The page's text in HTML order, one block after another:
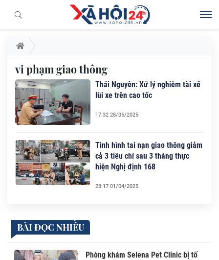
vi phạm giao thông
Thái Nguyên: Xử lý nghiêm tài xế
lùi xe trên cao tốc
17:32 28/05/2025
Tình hình tai nạn giao thông giảm
cả 3 tiêu chí sau 3 tháng thực
hiện Nghị định 168
23:17 01/04/2025
BÀI ĐỌC NHIỀU
Phòng khám Selena Pet Clinic bị tố